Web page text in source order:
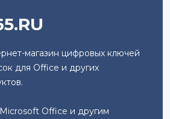
магазин цифровых ключей
для Office и других
Office и другим